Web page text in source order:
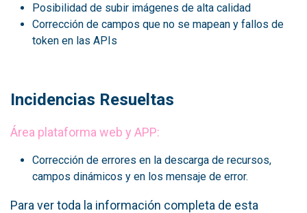
Posibilidad de subir imágenes de alta calidad
Corrección de campos que no se mapean y fallos de
token en las APIs
Incidencias Resueltas
Área plataforma web y APP:
Corrección de errores en la descarga de recursos,
campos dinámicos y en los mensaje de error.
Para ver toda la información completa de esta